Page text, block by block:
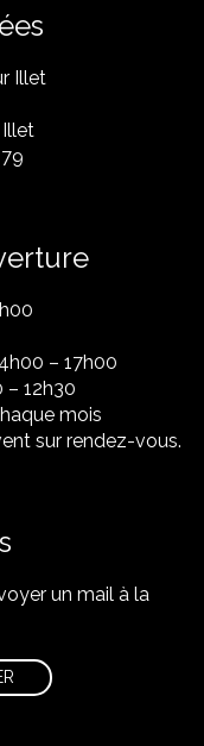
Illet
Illet
– 17h00
– 12h30
mois
sur rendez-vous.
un mail à la